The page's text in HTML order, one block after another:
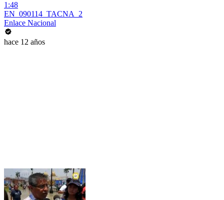
1:48
EN_090114_TACNA_2
Enlace Nacional
hace 12 años